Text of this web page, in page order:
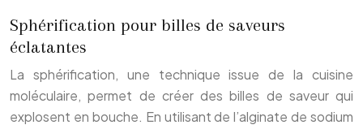
Sphérification pour billes de saveurs
éclatantes
La sphérification, une technique issue de la cuisine
moléculaire, permet de créer des billes de saveur qui
explosent en bouche. En utilisant de l’alginate de sodium